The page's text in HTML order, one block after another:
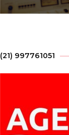
(21) 997761051